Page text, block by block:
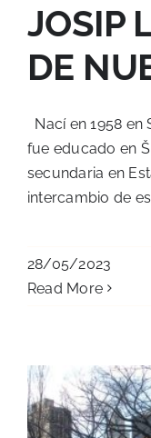
JOSIP
DE
Nací en 1958 en
fue educado en
secundaria en
intercambio de
28/05/2023
Read More